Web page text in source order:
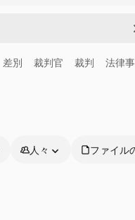
差別 裁判官 裁判 法律
人々 ファイル